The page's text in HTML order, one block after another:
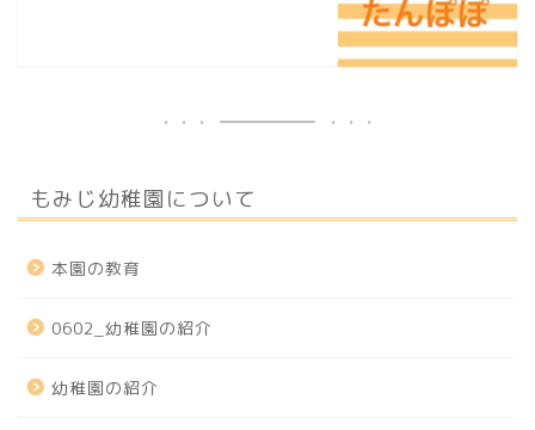
もみじ幼稚園について
本園の教育
0602_幼稚園の紹介
幼稚園の紹介